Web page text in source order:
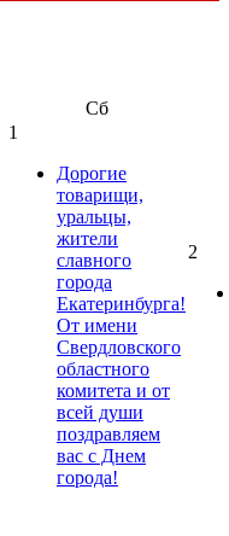
Сб
1
Дорогие
товарищи,
уральцы,
жители
славного
города
Екатеринбурга!
От имени
Свердловского
областного
комитета и от
всей души
поздравляем
вас с Днем
города!
2